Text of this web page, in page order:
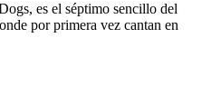
es el séptimo sencillo del
por primera vez cantan en